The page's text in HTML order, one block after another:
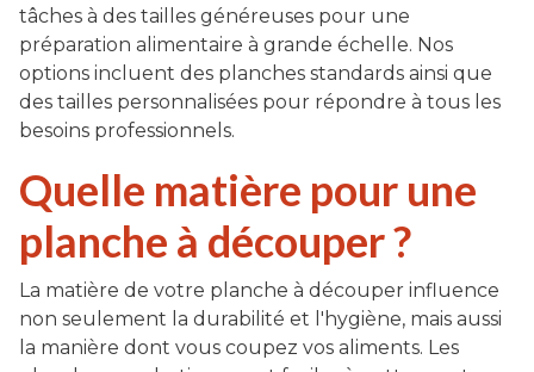
tâches à des tailles généreuses pour une
préparation alimentaire à grande échelle. Nos
options incluent des planches standards ainsi que
des tailles personnalisées pour répondre à tous les
besoins professionnels.
Quelle matière pour une
planche à découper ?
La matière de votre planche à découper influence
non seulement la durabilité et l'hygiène, mais aussi
la manière dont vous coupez vos aliments. Les